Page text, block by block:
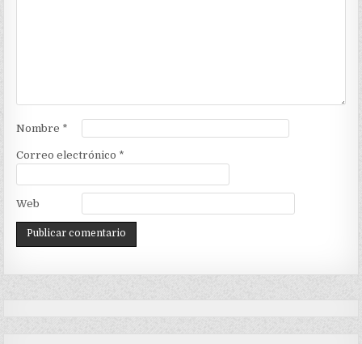
Nombre *
Correo electrónico *
Web